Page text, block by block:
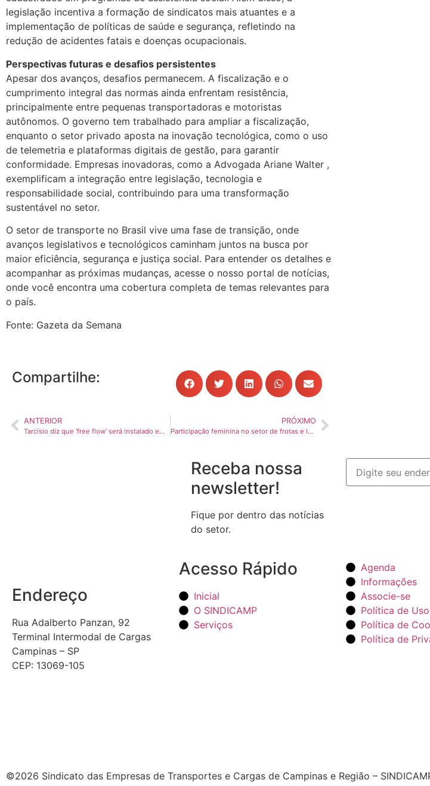
legislação incentiva a formação de sindicatos mais atuantes e a
implementação de políticas de saúde e segurança, refletindo na
redução de acidentes fatais e doenças ocupacionais.
Perspectivas futuras e desafios persistentes
Apesar dos avanços, desafios permanecem. A fiscalização e o
cumprimento integral das normas ainda enfrentam resistência,
principalmente entre pequenas transportadoras e motoristas
autônomos. O governo tem trabalhado para ampliar a fiscalização,
enquanto o setor privado aposta na inovação tecnológica, como o uso
de telemetria e plataformas digitais de gestão, para garantir
conformidade. Empresas inovadoras, como a Advogada Ariane Walter ,
exemplificam a integração entre legislação, tecnologia e
responsabilidade social, contribuindo para uma transformação
sustentável no setor.
O setor de transporte no Brasil vive uma fase de transição, onde
avanços legislativos e tecnológicos caminham juntos na busca por
maior eficiência, segurança e justiça social. Para entender os detalhes e
acompanhar as próximas mudanças, acesse o nosso portal de notícias,
onde você encontra uma cobertura completa de temas relevantes para
o país.
Fonte: Gazeta da Semana
Compartilhe:
ANTERIOR
Tarcísio diz que ‘free flow’ será instalado em todos os pedágios de SP; veja como funcionará o novo sistema
PRÓXIMO
Participação feminina no setor de frotas e logística no Brasil salta de 15 para 22%
Receba nossa
newsletter!
Fique por dentro das notícias
do setor.
Endereço
Rua Adalberto Panzan, 92
Terminal Intermodal de Cargas
Campinas – SP
CEP: 13069-105
Acesso Rápido
Inicial
O SINDICAMP
Serviços
Agenda
Informações
Associe-se
Política de
Política de
Política de
©2026 Sindicato das Empresas de Transportes e Cargas de Campinas e Região –